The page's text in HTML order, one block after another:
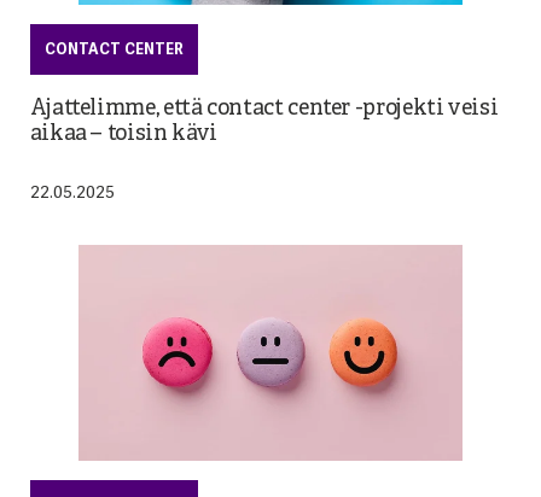
CONTACT CENTER
Ajattelimme, että contact center -projekti veisi
aikaa – toisin kävi
22.05.2025